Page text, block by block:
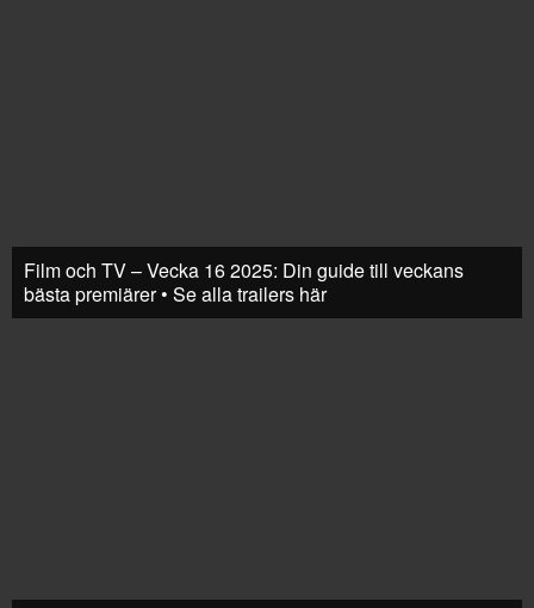
Film och TV – Vecka 16 2025: Din guide till veckans
bästa premiärer • Se alla trailers här